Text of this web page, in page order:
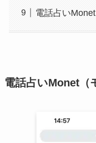
電話占い
電話占いMonet（